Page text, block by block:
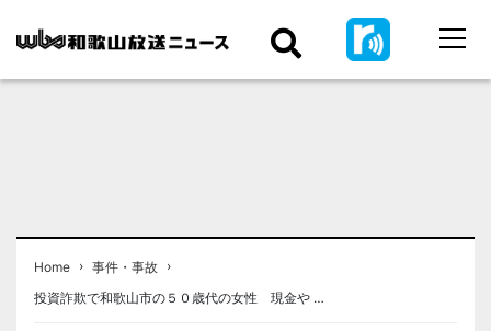
Home › 事件・事故 ›
投資詐欺で和歌山市の５０歳代の女性 現金や …